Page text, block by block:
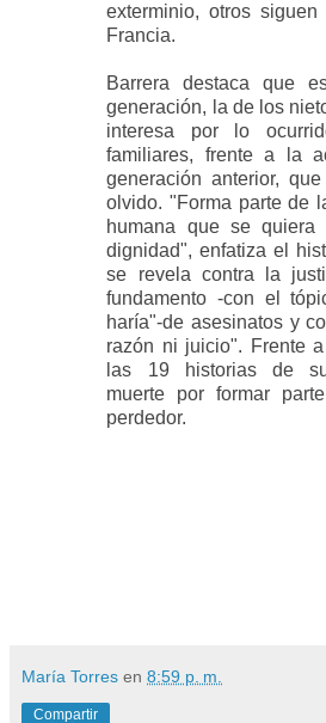
exterminio, otros siguen
Francia.
Barrera destaca que
generación, la de los
interesa por lo
familiares, frente a la
generación anterior,
olvido. "Forma parte de
humana que se quiera
dignidad", enfatiza el
se revela contra la
fundamento -con el
haría"-de asesinatos y
razón ni juicio". Frente
las 19 historias de
muerte por formar
perdedor.
María Torres en 8:59 p. m.
Compartir